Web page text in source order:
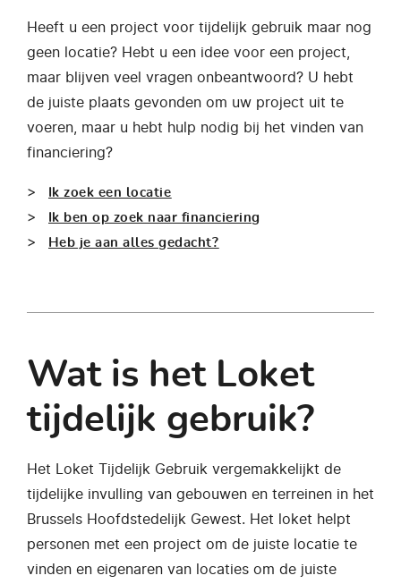
Heeft u een project voor tijdelijk gebruik maar nog
geen locatie? Hebt u een idee voor een project,
maar blijven veel vragen onbeantwoord? U hebt
de juiste plaats gevonden om uw project uit te
voeren, maar u hebt hulp nodig bij het vinden van
financiering?
Ik zoek een locatie
Ik ben op zoek naar financiering
Heb je aan alles gedacht?
Wat is het Loket
tijdelijk gebruik?
Het Loket Tijdelijk Gebruik vergemakkelijkt de
tijdelijke invulling van gebouwen en terreinen in het
Brussels Hoofdstedelijk Gewest. Het loket helpt
personen met een project om de juiste locatie te
vinden en eigenaren van locaties om de juiste